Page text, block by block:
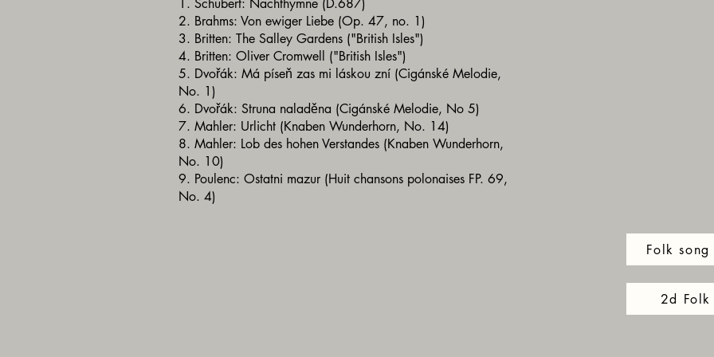
1. Schubert: Nachthymne (D.687)
2. Brahms: Von ewiger Liebe (Op. 47, no. 1)
3. Britten: The Salley Gardens ("British Isles")
4. Britten: Oliver Cromwell ("British Isles")
5. Dvořák: Má píseň zas mi láskou zní (Cigánské Melodie,
No. 1)
6. Dvořák: Struna naladěna (Cigánské Melodie, No 5)
7. Mahler: Urlicht (Knaben Wunderhorn, No. 14)
8. Mahler: Lob des hohen Verstandes (Knaben Wunderhorn,
No. 10)
9. Poulenc: Ostatni mazur (Huit chansons polonaises FP. 69,
No. 4)
Folk song
2d Folk